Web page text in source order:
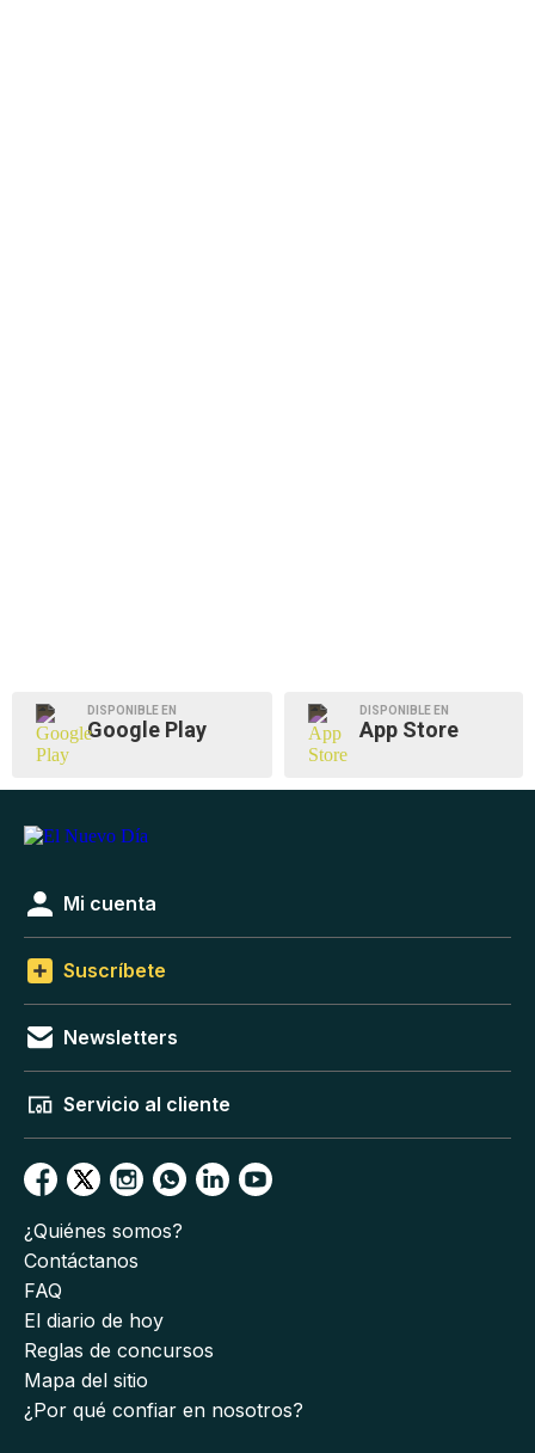
DISPONIBLE EN
Google Play
DISPONIBLE EN
App Store
Mi cuenta
Suscríbete
Newsletters
Servicio al cliente
¿Quiénes somos?
Contáctanos
FAQ
El diario de hoy
Reglas de concursos
Mapa del sitio
¿Por qué confiar en nosotros?